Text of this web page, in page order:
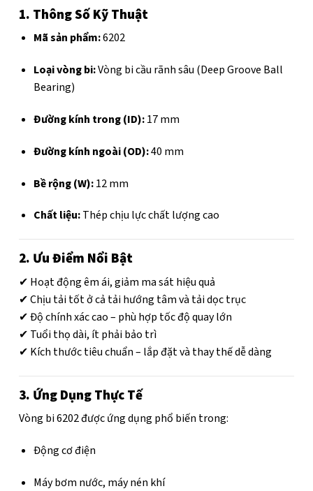
1. Thông Số Kỹ Thuật
Mã sản phẩm:6202
Loại vòng bi:Vòng bi cầu rãnh sâu (Deep Groove Ball
Bearing)
Đường kính trong (ID):17 mm
Đường kính ngoài (OD):40 mm
Bề rộng (W):12 mm
Chất liệu:Thép chịu lực chất lượng cao
2. Ưu Điểm Nổi Bật
✔ Hoạt động êm ái, giảm ma sát hiệu quả
✔ Chịu tải tốt ở cả tải hướng tâm và tải dọc trục
✔ Độ chính xác cao – phù hợp tốc độ quay lớn
✔ Tuổi thọ dài, ít phải bảo trì
✔ Kích thước tiêu chuẩn – lắp đặt và thay thế dễ dàng
3. Ứng Dụng Thực Tế
Vòng bi 6202 được ứng dụng phổ biến trong:
Động cơ điện
Máy bơm nước, máy nén khí